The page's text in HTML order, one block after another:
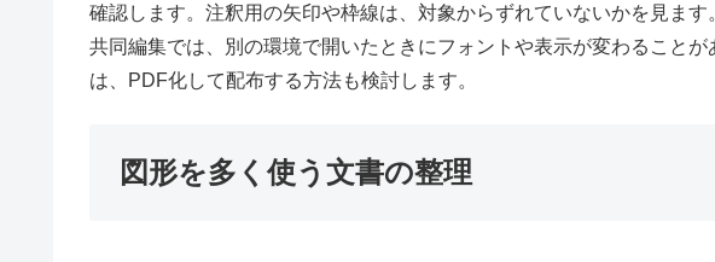
確認します。注釈用の矢印や枠線は、対象からずれていないかを見ます
共同編集では、別の環境で開いたときにフォントや表示が変わること
は、PDF化して配布する方法も検討します。
図形を多く使う文書の整理